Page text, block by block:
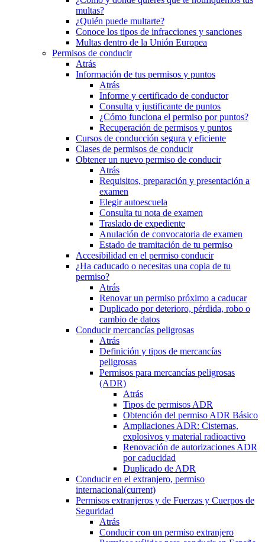
multas?
¿Quién puede multarte?
Conoce los tipos de infracciones y sanciones
Multas dentro de la Unión Europea
Permisos de conducir
Atrás
Información de tus permisos y puntos
Atrás
Informe y certificado de conductor
Consulta y justificante de puntos
¿Cómo funciona el permiso por puntos?
Recuperación de permisos y puntos
Cursos de conducción segura y eficiente
Clases de permisos de conducir
Obtener un nuevo permiso de conducir
Atrás
Requisitos, preparación y presentación a
examen
Elegir autoescuela
Consulta tu nota de examen
Traslado de expediente
Anulación de convocatoria de examen
Estado de tramitación de tu permiso
Accesibilidad en el permiso conducir
¿Ha caducado o necesitas una copia de tu
permiso?
Atrás
Renovar un permiso próximo a caducar
Duplicado por deterioro, pérdida, robo o
cambio de datos
Conducir mercancías peligrosas
Atrás
Definición y tipos de mercancías
peligrosas
Permisos para mercancías peligrosas
(ADR)
Atrás
Tipos de permisos ADR
Obtención del permiso ADR Básico
Ampliaciones ADR: Cisternas,
explosivos y material radioactivo
Renovación de autorizaciones ADR
por caducidad
Duplicado de ADR
Conducir en el extranjero, permiso
internacional(current)
Permisos extranjeros y de Fuerzas y Cuerpos de
Seguridad
Atrás
Conducir con un permiso extranjero